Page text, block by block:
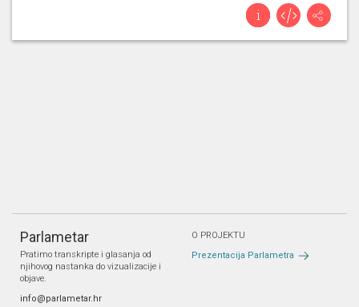
Parlametar
Pratimo transkripte i glasanja od
njihovog nastanka do vizualizacije i
objave.
info@parlametar.hr
O PROJEKTU
Prezentacija Parlametra